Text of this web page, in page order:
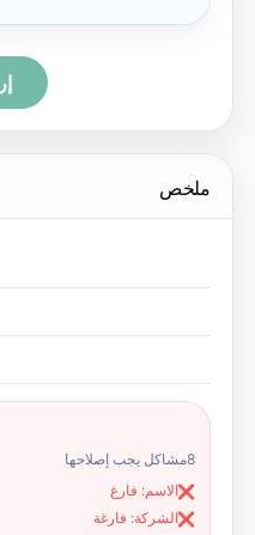
إرسال
مشاكل يجب إصلاحها
الاسم: فارغ
الشركة: فارغة